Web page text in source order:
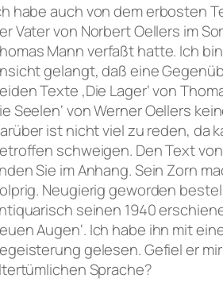
habe auch von dem erbosten
Vater von Norbert Oellers im
Mann verfaßt hatte. Ich
gelangt, daß eine
Texte ‚Die Lager‘ von
Seelen‘ von Werner Oellers
ist nicht viel zu reden, da
schweigen. Den Text
Sie im Anhang. Sein Zorn
Neugierig geworden
seinen 1940
Augen‘. Ich habe ihn mit
gelesen. Gefiel er
Sprache?